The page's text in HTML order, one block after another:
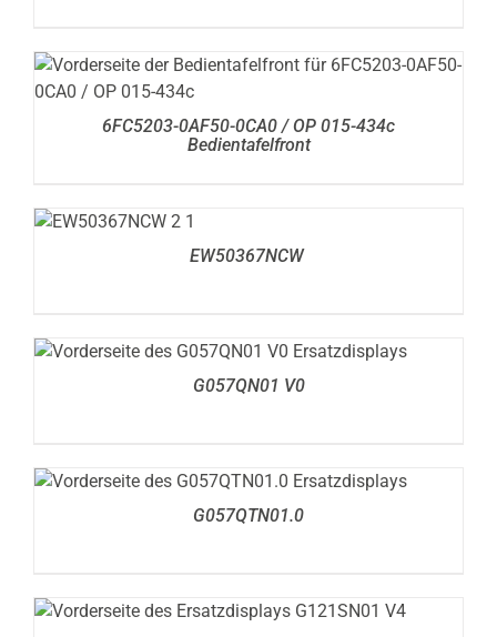
6FC5203-0AF50-0CA0 / OP 015-434c
Bedientafelfront
DETAILS
EW50367NCW
DETAILS
G057QN01 V0
DETAILS
G057QTN01.0
DETAILS